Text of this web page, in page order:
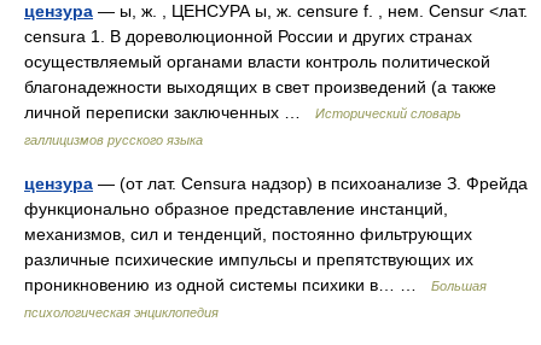
цензура — ы, ж. , ЦЕНСУРА ы, ж. censure f. , нем. Censur <лат.
censura 1. В дореволюционной России и других странах
осуществляемый органами власти контроль политической
благонадежности выходящих в свет произведений (а также
личной переписки заключенных …
Исторический словарь
галлицизмов русского языка
цензура — (от лат. Censura надзор) в психоанализе З. Фрейда
функционально образное представление инстанций,
механизмов, сил и тенденций, постоянно фильтрующих
различные психические импульсы и препятствующих их
проникновению из одной системы психики в… …
Большая
психологическая энциклопедия